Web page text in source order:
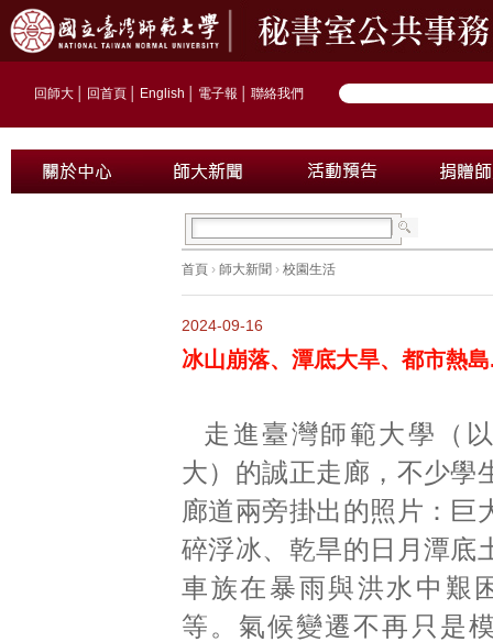
回師大 回首頁 English 電子報 聯絡我們
首頁 › 師大新聞 › 校園生活
2024-09-16
冰山崩落、潭底大旱、都市熱
走進臺灣師範大學（
大）的誠正走廊，不少學
廊道兩旁掛出的照片：巨
碎浮冰、乾旱的日月潭底
車族在暴雨與洪水中艱
等。氣候變遷不再只是